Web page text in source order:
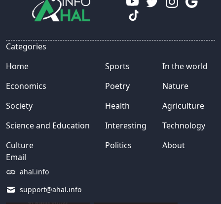
Email
ahal.info
support@ahal.info
Categories
Home
Economics
Society
Science and Education
Culture
Sports
Poetry
Health
Interesting
Politics
In the world
Nature
Agriculture
Technology
About